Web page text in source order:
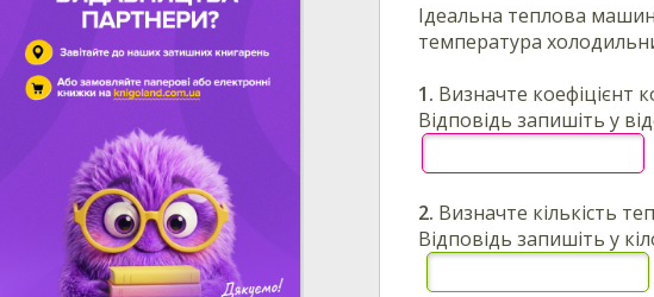
Ідеальна теплова
температура
1. Визначте коефіцієнт
Відповідь запишіть у
2. Визначте кількість
Відповідь запишіть у